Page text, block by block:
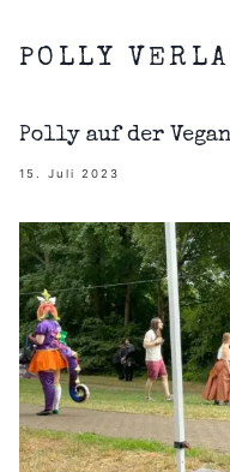
springen
POLLY
Polly auf der
15. Juli 2023